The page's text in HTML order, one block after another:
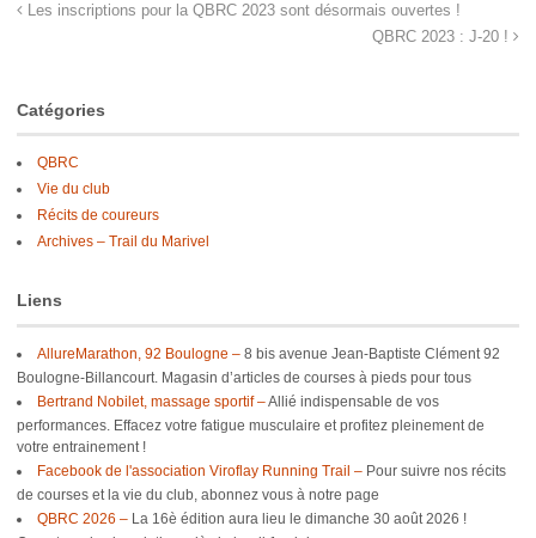
Les inscriptions pour la QBRC 2023 sont désormais ouvertes !
QBRC 2023 : J-20 !
Catégories
QBRC
Vie du club
Récits de coureurs
Archives – Trail du Marivel
Liens
AllureMarathon, 92 Boulogne – 8 bis avenue Jean-Baptiste Clément 92
Boulogne-Billancourt. Magasin d’articles de courses à pieds pour tous
Bertrand Nobilet, massage sportif –Allié indispensable de vos
performances. Effacez votre fatigue musculaire et profitez pleinement de
votre entrainement !
Facebook de l'association Viroflay Running Trail – Pour suivre nos récits
de courses et la vie du club, abonnez vous à notre page
QBRC 2026 – La 16è édition aura lieu le dimanche 30 août 2026 !